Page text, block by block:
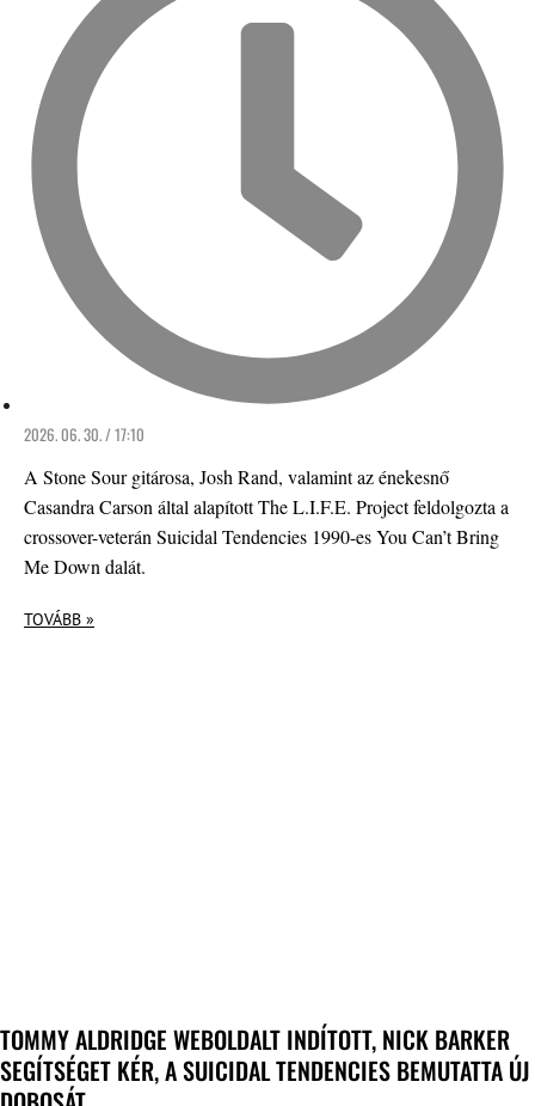
2026. 06. 30. / 17:10
A Stone Sour gitárosa, Josh Rand, valamint az énekesnő
Casandra Carson által alapított The L.I.F.E. Project feldolgozta a
crossover-veterán Suicidal Tendencies 1990-es You Can’t Bring
Me Down dalát.
TOVÁBB »
TOMMY ALDRIDGE WEBOLDALT INDÍTOTT, NICK BARKER
SEGÍTSÉGET KÉR, A SUICIDAL TENDENCIES BEMUTATTA ÚJ